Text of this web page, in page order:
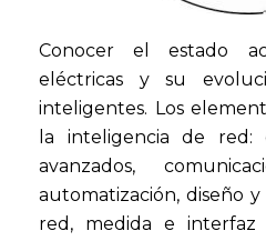
Conocer el estado
eléctricas y su
inteligentes. Los
la inteligencia de red:
avanzados,
automatización, diseño
red, medida e